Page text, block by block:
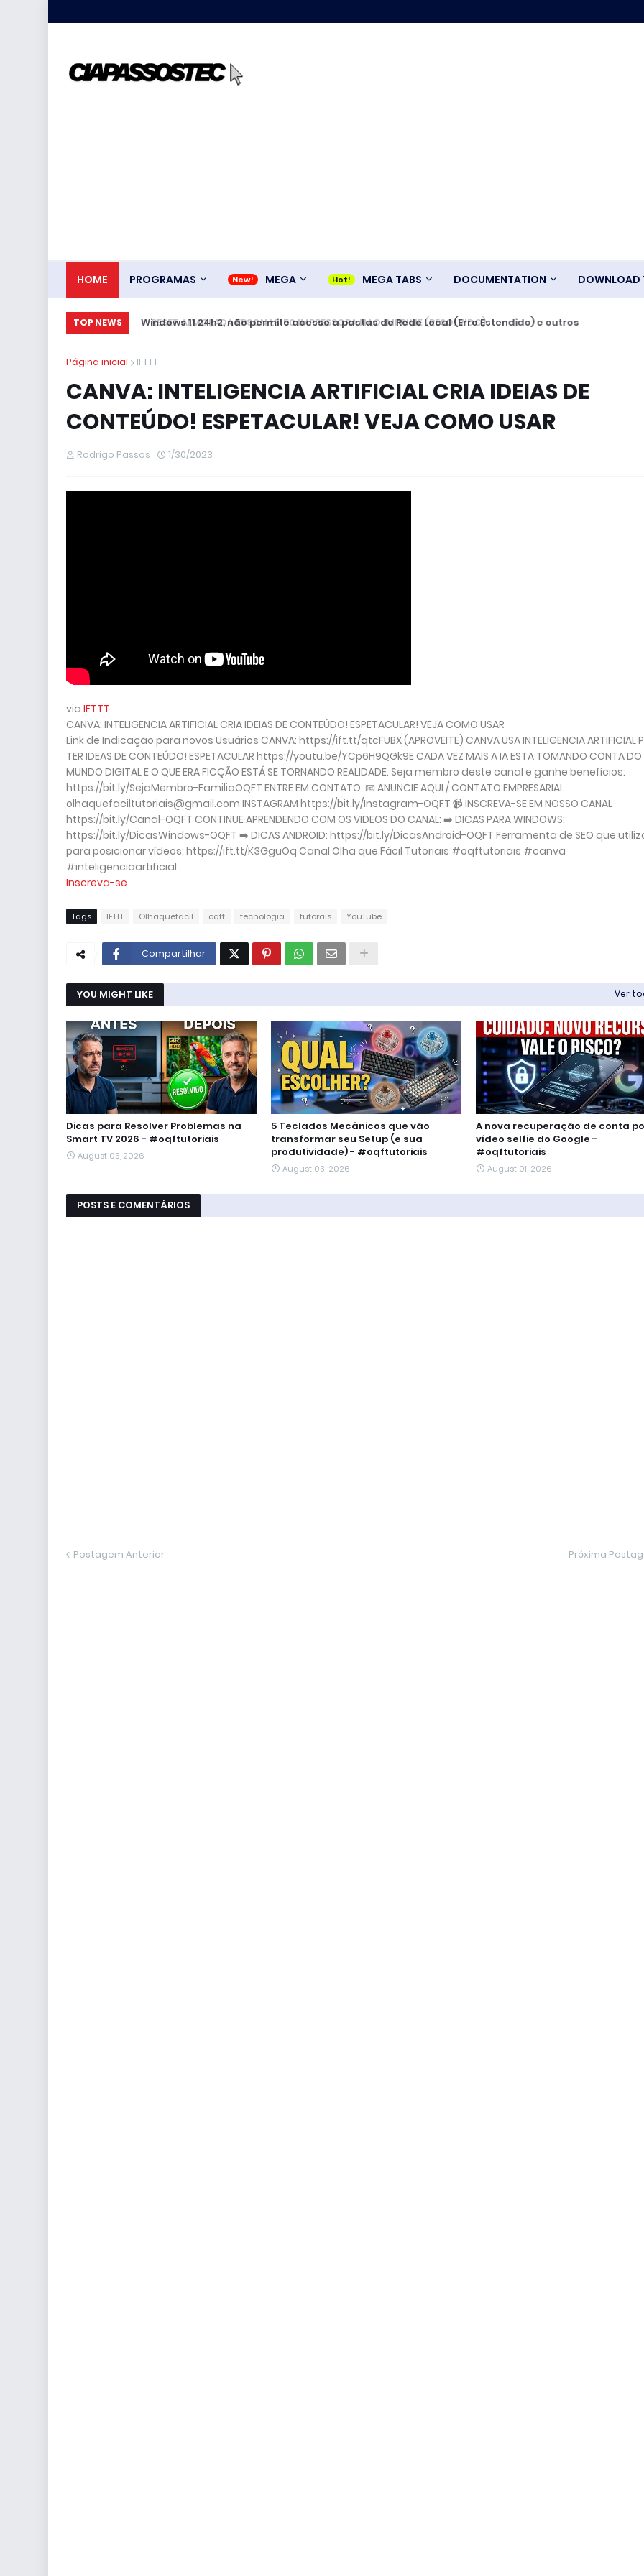
HOME PROGRAMAS MEGA MEGA TABS DOCUMENTATION DOWNLOAD
TOP NEWS Windows 11 24h2, não permite acesso a pastas de Rede Local (Erro Estendido) e outros
Página inicial IFTTT
CANVA: INTELIGENCIA ARTIFICIAL CRIA IDEIAS DE
CONTEÚDO! ESPETACULAR! VEJA COMO USAR
Rodrigo Passos 1/30/2023
via IFTTT
CANVA: INTELIGENCIA ARTIFICIAL CRIA IDEIAS DE CONTEÚDO! ESPETACULAR! VEJA COMO USAR
Link de Indicação para novos Usuários CANVA: https://ift.tt/qtcFUBX (APROVEITE) CANVA USA INTELIGENCIA ARTIFICIAL
TER IDEAS DE CONTEÚDO! ESPETACULAR https://youtu.be/YCp6H9QGk9E CADA VEZ MAIS A IA ESTA TOMANDO CONTA DO
MUNDO DIGITAL E O QUE ERA FICÇÃO ESTÁ SE TORNANDO REALIDADE. Seja membro deste canal e ganhe benefícios:
https://bit.ly/SejaMembro-FamiliaOQFT ENTRE EM CONTATO: 📧 ANUNCIE AQUI / CONTATO EMPRESARIAL
olhaquefaciltutoriais@gmail.com INSTAGRAM https://bit.ly/Instagram-OQFT 📹 INSCREVA-SE EM NOSSO CANAL
https://bit.ly/Canal-OQFT CONTINUE APRENDENDO COM OS VIDEOS DO CANAL: ➡️ DICAS PARA WINDOWS:
https://bit.ly/DicasWindows-OQFT ➡️ DICAS ANDROID: https://bit.ly/DicasAndroid-OQFT Ferramenta de SEO que
para posicionar vídeos: https://ift.tt/K3GguOq Canal Olha que Fácil Tutoriais #oqftutoriais #canva
#inteligenciaartificial
Inscreva-se
Tags IFTTT Olhaquefacil oqft tecnologia tutorais YouTube
Compartilhar
YOU MIGHT LIKE Ver
Dicas para Resolver Problemas na
Smart TV 2026 - #oqftutoriais
August 05, 2026
5 Teclados Mecânicos que vão
transformar seu Setup (e sua
produtividade) - #oqftutoriais
August 03, 2026
A nova recuperação de conta
vídeo selfie do Google -
#oqftutoriais
August 01, 2026
POSTS E COMENTÁRIOS
Postagem Anterior Próxima